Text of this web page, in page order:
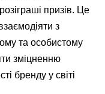
призів. Це
з
та особистому
зміцненню
бренду у світі